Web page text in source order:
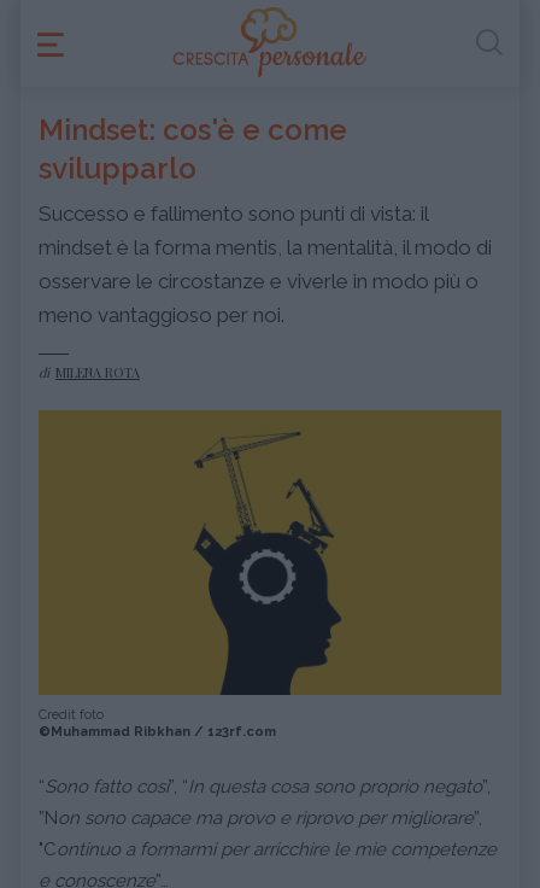
Mindset: cos'è e come
svilupparlo
Successo e fallimento sono punti di vista: il
mindset è la forma mentis, la mentalità, il modo di
osservare le circostanze e viverle in modo più o
meno vantaggioso per noi.
di MILENA ROTA
Credit foto
©Muhammad Ribkhan / 123rf.com
“Sono fatto così”, “In questa cosa sono proprio negato”,
”Non sono capace ma provo e riprovo per migliorare”,
"Continuo a formarmi per arricchire le mie competenze
e conoscenze”…